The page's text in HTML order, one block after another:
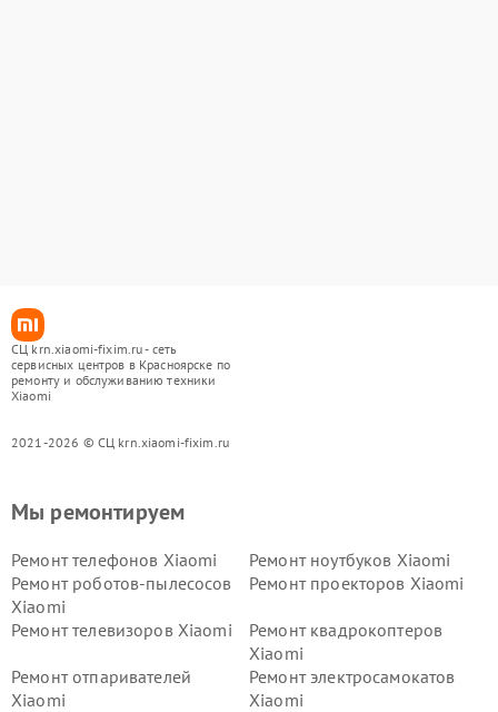
СЦ krn.xiaomi-fixim.ru - сеть
сервисных центров в Красноярске по
ремонту и обслуживанию техники
Xiaomi
2021-2026 © СЦ krn.xiaomi-fixim.ru
Мы ремонтируем
Ремонт телефонов Xiaomi
Ремонт ноутбуков Xiaomi
Ремонт роботов-пылесосов
Xiaomi
Ремонт проекторов Xiaomi
Ремонт телевизоров Xiaomi
Ремонт квадрокоптеров
Xiaomi
Ремонт отпаривателей
Xiaomi
Ремонт электросамокатов
Xiaomi